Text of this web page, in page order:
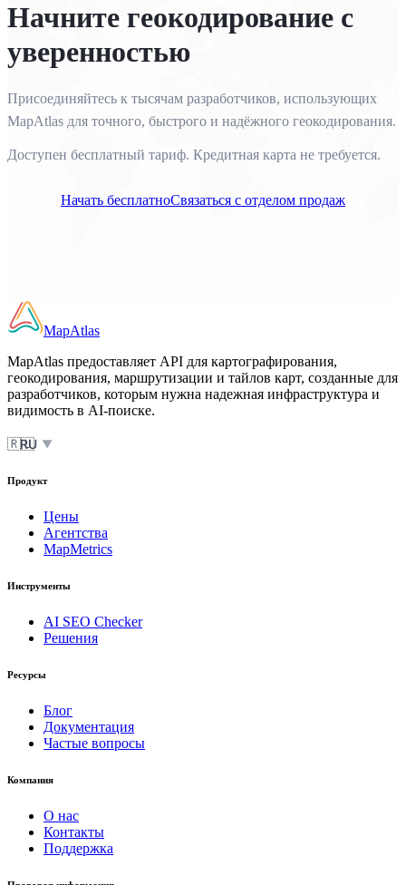
Начните геокодирование с
уверенностью
Присоединяйтесь к тысячам разработчиков, использующих
MapAtlas для точного, быстрого и надёжного геокодирования.
Доступен бесплатный тариф. Кредитная карта не требуется.
Начать бесплатноСвязаться с отделом продаж
MapAtlas
MapAtlas предоставляет API для картографирования,
геокодирования, маршрутизации и тайлов карт, созданные для
разработчиков, которым нужна надежная инфраструктура и
видимость в AI-поиске.
🇷🇺
RU ▼
Продукт
Цены
Агентства
MapMetrics
Инструменты
AI SEO Checker
Решения
Ресурсы
Блог
Документация
Частые вопросы
Компания
О нас
Контакты
Поддержка